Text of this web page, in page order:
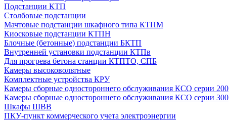
Подстанции КТП
Столбовые подстанции
Мачтовые подстанции шкафного типа КТПМ
Киосковые подстанции КТПН
Блочные (бетонные) подстанции БКТП
Внутренней установки подстанции КТПв
Для прогрева бетона станции КТПТО, СПБ
Камеры высоковольтные
Комплектные устройства КРУ
Камеры сборные одностороннего обслуживания КСО серии 200
Камеры сборные одностороннего обслуживания КСО серии 300
Шкафы ШВВ
ПКУ-пункт коммерческого учета электроэнергии